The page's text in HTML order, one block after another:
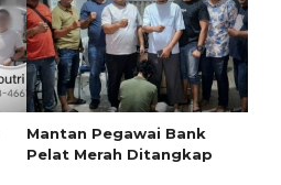
Mantan Pegawai Bank
Pelat Merah Ditangkap